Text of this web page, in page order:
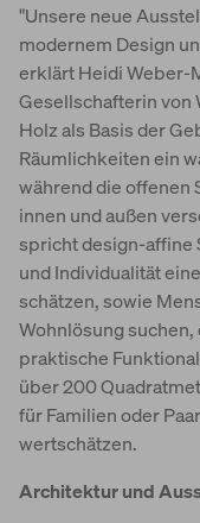
"Unsere neue
modernem Design
erklärt Heidi Weber-
Gesellschafterin von
Holz als Basis der
Räumlichkeiten ein
während die offenen
innen und außen
spricht design-affine
und Individualität
schätzen, sowie
Wohnlösung
praktische
über 200
für Familien oder
wertschätzen.
Architektur und